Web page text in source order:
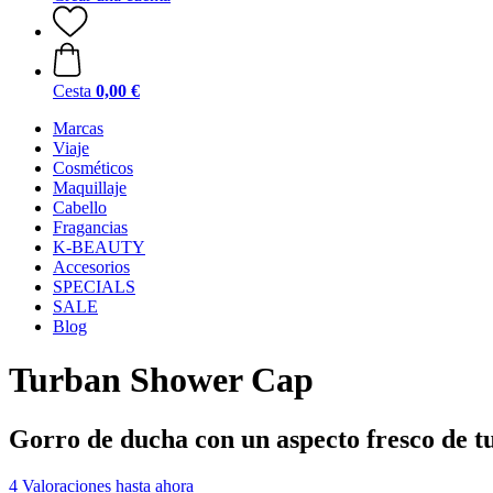
Cesta 0,00 €
Marcas
Viaje
Cosméticos
Maquillaje
Cabello
Fragancias
K-BEAUTY
Accesorios
SPECIALS
SALE
Blog
Turban Shower Cap
Gorro de ducha con un aspecto fresco de
4 Valoraciones hasta ahora